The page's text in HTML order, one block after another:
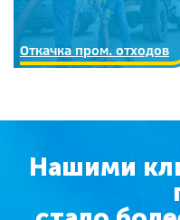
Откачка пром. отходов
Нашими